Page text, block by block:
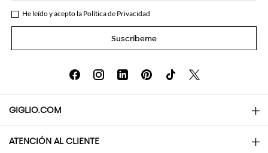
He leído y acepto la Política de Privacidad
Suscríbeme
GIGLIO.COM
About
ATENCIÓN AL CLIENTE